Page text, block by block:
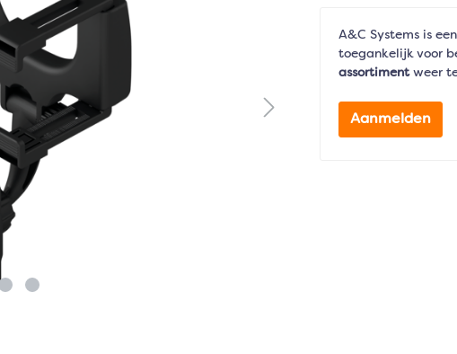
A&C Systems is
toegankelijk voor
assortimentweer
Aanmelden